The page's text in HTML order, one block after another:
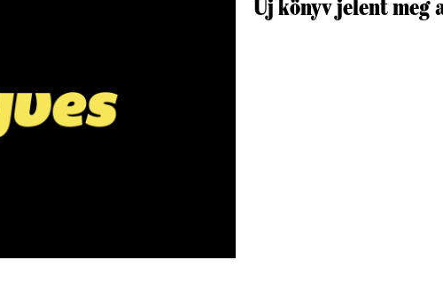
Új könyv jelent meg